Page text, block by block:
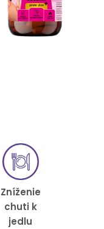
Zníženie
chuti k
jedlu